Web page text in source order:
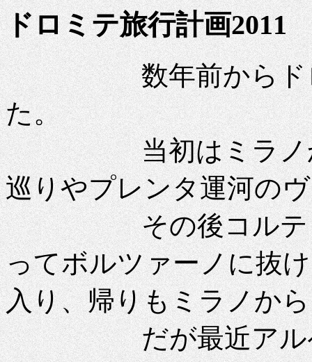
ドロミテ旅行計画2011
数年前からドロミ
た。
当初はミラノから
巡りやプレンタ運河の
その後コルティナ
ってボルツァーノに抜
入り、帰りもミラノか
だが最近アルペ・